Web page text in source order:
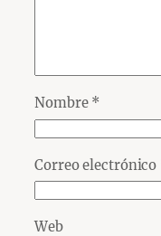
Nombre *
Correo electrónico
Web